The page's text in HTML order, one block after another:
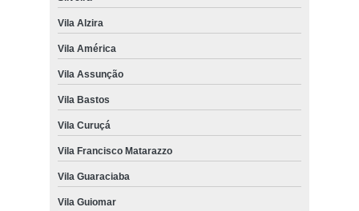
Vila Alzira
Vila América
Vila Assunção
Vila Bastos
Vila Curuçá
Vila Francisco Matarazzo
Vila Guaraciaba
Vila Guiomar